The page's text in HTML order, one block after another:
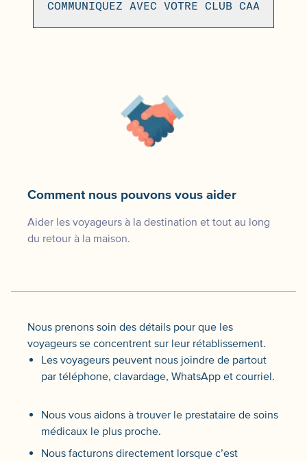
COMMUNIQUEZ AVEC VOTRE CLUB CAA
Comment nous pouvons vous aider
Aider les voyageurs à la destination et tout au long
du retour à la maison.
Nous prenons soin des détails pour que les
voyageurs se concentrent sur leur rétablissement.
Les voyageurs peuvent nous joindre de partout
par téléphone, clavardage, WhatsApp et courriel.
Nous vous aidons à trouver le prestataire de soins
médicaux le plus proche.
Nous facturons directement lorsque c’est